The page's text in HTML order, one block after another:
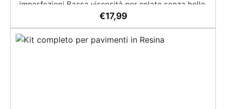
imperfezioni Bassa viscosità per colate senza bolle,
compatibile con legno, silicone, vetro, metallo e altri
per il contatto con la pelle, Bpa Free e senza Solventi
(Voc Free) Superficie lucida, autolivellante e con filtri
€17,99